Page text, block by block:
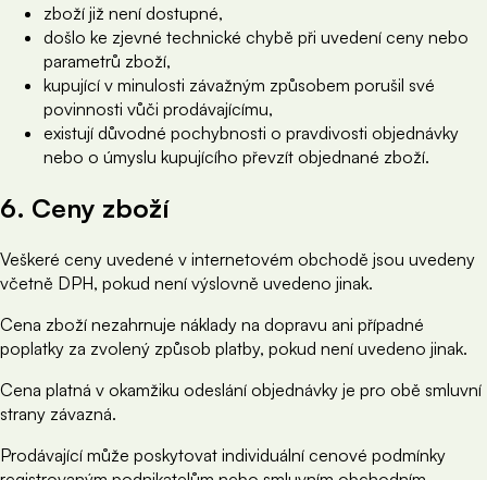
zboží již není dostupné,
došlo ke zjevné technické chybě při uvedení ceny nebo
parametrů zboží,
kupující v minulosti závažným způsobem porušil své
povinnosti vůči prodávajícímu,
existují důvodné pochybnosti o pravdivosti objednávky
nebo o úmyslu kupujícího převzít objednané zboží.
6. Ceny zboží
Veškeré ceny uvedené v internetovém obchodě jsou uvedeny
včetně DPH, pokud není výslovně uvedeno jinak.
Cena zboží nezahrnuje náklady na dopravu ani případné
poplatky za zvolený způsob platby, pokud není uvedeno jinak.
Cena platná v okamžiku odeslání objednávky je pro obě smluvní
strany závazná.
Prodávající může poskytovat individuální cenové podmínky